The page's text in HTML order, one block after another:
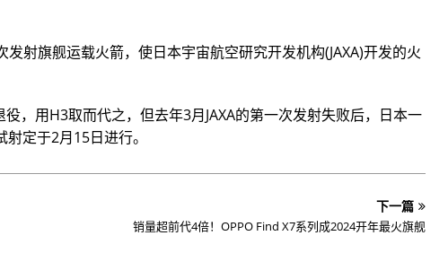
射旗舰运载火箭，使日本宇宙航空研究开发机构(JAXA)开发的火
，用H3取而代之，但去年3月JAXA的第一次发射失败后，日本一
定于2月15日进行。
下一篇
销量超前代4倍！OPPO Find X7系列成2024开年最火旗舰